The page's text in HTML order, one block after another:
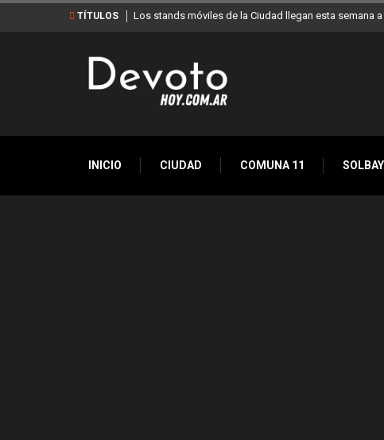
TÍTULOS Los stands móviles de la Ciudad llegan esta semana
INICIO CIUDAD COMUNA 11